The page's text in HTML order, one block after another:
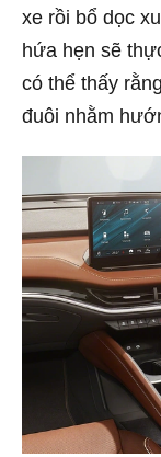
xe rồi bổ dọc
hứa hẹn sẽ
có thể thấy
đuôi nhằm